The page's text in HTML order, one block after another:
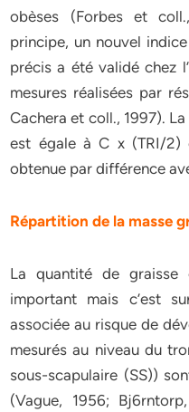
obèses (Forbes et
principe, un nouvel
précis a été validé chez
mesures réalisées par
Cachera et coll., 1997).
est égale à C x (TRI/2)
obtenue par différence
Répartition de la masse
La quantité de graisse
important mais c’est
associée au risque de
mesurés au niveau du
sous-scapulaire (SS))
(Vague, 1956;